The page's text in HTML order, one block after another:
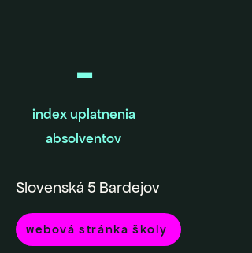
-
index uplatnenia
absolventov
Slovenská 5 Bardejov
webová stránka školy